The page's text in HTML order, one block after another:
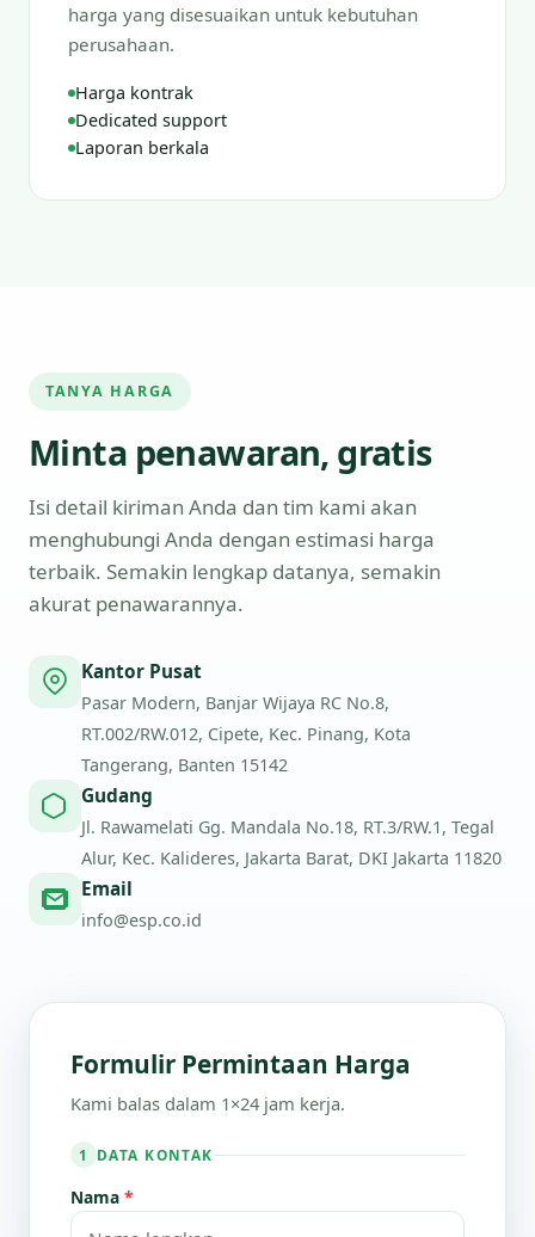
harga yang disesuaikan untuk kebutuhan
perusahaan.
Harga kontrak
Dedicated support
Laporan berkala
TANYA HARGA
Minta penawaran, gratis
Isi detail kiriman Anda dan tim kami akan
menghubungi Anda dengan estimasi harga
terbaik. Semakin lengkap datanya, semakin
akurat penawarannya.
Kantor Pusat
Pasar Modern, Banjar Wijaya RC No.8,
RT.002/RW.012, Cipete, Kec. Pinang, Kota
Tangerang, Banten 15142
Gudang
Jl. Rawamelati Gg. Mandala No.18, RT.3/RW.1, Tegal
Alur, Kec. Kalideres, Jakarta Barat, DKI Jakarta 11820
Email
info@esp.co.id
Formulir Permintaan Harga
Kami balas dalam 1×24 jam kerja.
1 DATA KONTAK
Nama *